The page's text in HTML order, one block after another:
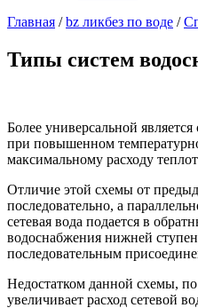
Главная /bz ликбез по воде /
Типы систем
Более универсальной
при повышенном
максимальному расходу
Отличие этой схемы от
последовательно, а
сетевая вода подается в
водоснабжения нижней
последовательным
Недостатком данной схемы, по
увеличивает расход сетевой